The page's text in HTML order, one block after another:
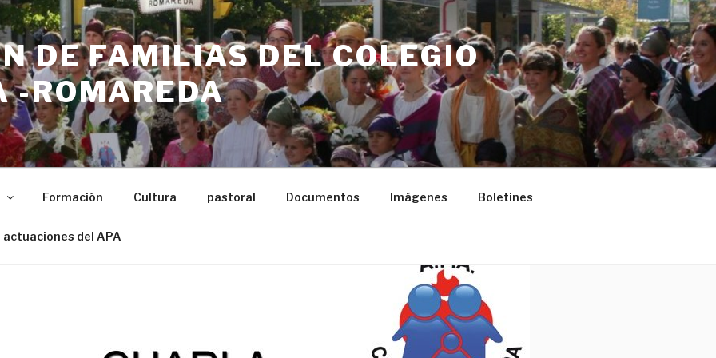
DE FAMILIAS DEL COLEGIO
-ROMAREDA
Formación Cultura pastoral Documentos Imágenes Boletines
actuaciones del APA